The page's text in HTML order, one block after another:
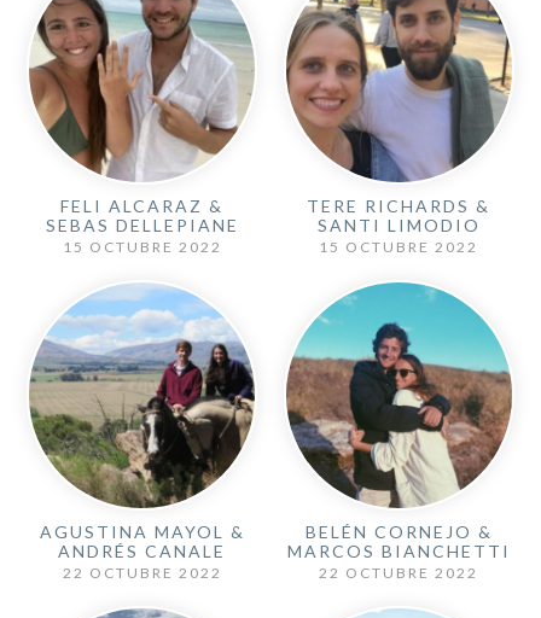
FELI ALCARAZ &
SEBAS DELLEPIANE
15 OCTUBRE 2022
TERE RICHARDS &
SANTI LIMODIO
15 OCTUBRE 2022
AGUSTINA MAYOL &
ANDRÉS CANALE
22 OCTUBRE 2022
BELÉN CORNEJO &
MARCOS BIANCHETTI
22 OCTUBRE 2022